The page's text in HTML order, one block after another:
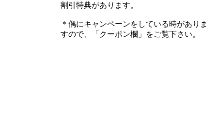
割引特典があります。
＊偶にキャンペーンをしている時がありま
すので、「クーポン欄」をご覧下さい。